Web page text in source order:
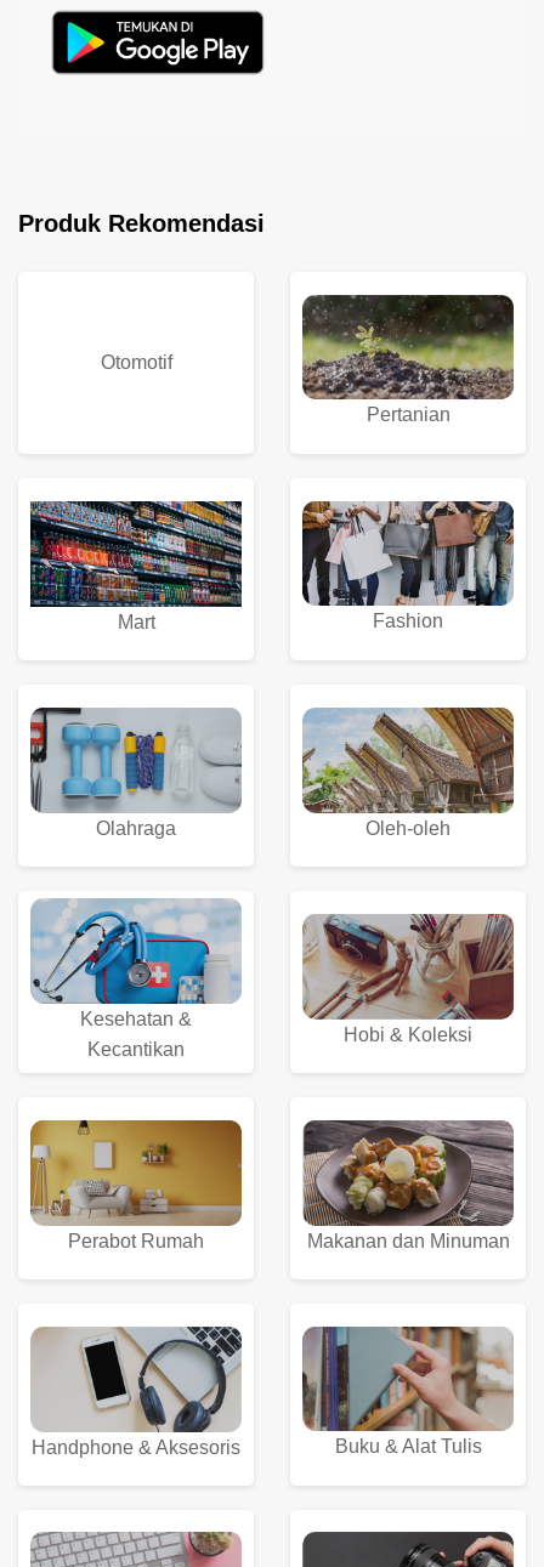
Produk Rekomendasi
Otomotif
Pertanian
Mart Fashion
Olahraga Oleh-oleh
Kesehatan &
Kecantikan
Hobi & Koleksi
Perabot Rumah Makanan dan Minuman
Handphone & Aksesoris Buku & Alat Tulis